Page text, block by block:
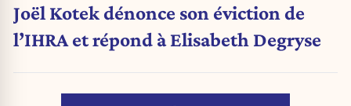
Joël Kotek dénonce son éviction de
l’IHRA et répond à Elisabeth Degryse